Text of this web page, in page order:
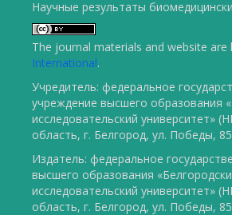
Научные результаты
The journal materials and website are
International.
Учредитель: федеральное
учреждение высшего образования
исследовательский университет»
область, г. Белгород, ул. Победы,
Издатель: федеральное
высшего образования
исследовательский университет»
область, г. Белгород, ул. Победы,